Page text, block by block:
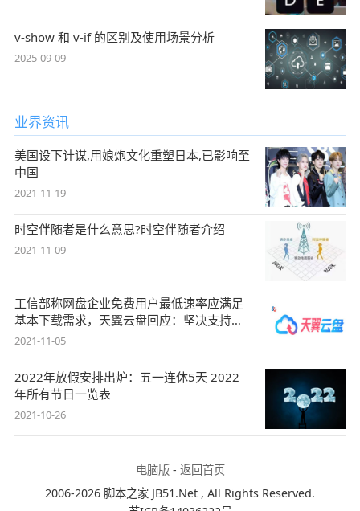
v-show 和 v-if 的区别及使用场景分析
2025-09-09
业界资讯
美国设下计谋,用娘炮文化重塑日本,已影响至
中国
2021-11-19
时空伴随者是什么意思?时空伴随者介绍
2021-11-09
工信部称网盘企业免费用户最低速率应满足
基本下载需求，天翼云盘回应：坚决支持，
始终
2021-11-05
2022年放假安排出炉：五一连休5天 2022
年所有节日一览表
2021-10-26
电脑版- 返回首页
2006-2026 脚本之家 JB51.Net , All Rights Reserved.